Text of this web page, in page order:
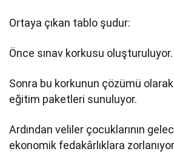
Ortaya çıkan tablo şudur:
Önce sınav korkusu oluşturuluyor.
Sonra bu korkunun çözümü
eğitim paketleri sunuluyor.
Ardından veliler çocuklarının
ekonomik fedakârlıklara